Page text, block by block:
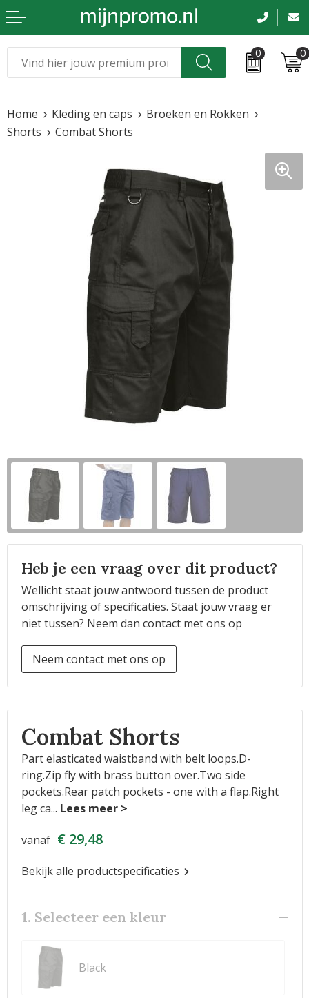
0 0
Kleding & caps
Tassen en reizen
Beurs en evenementen
Bloemen en planten
Sinterklaas
Home Kleding en caps
Broeken en Rokken
Shorts
Combat Shorts
Heb je een vraag over dit product?
Wellicht staat jouw antwoord tussen de product
omschrijving of specificaties. Staat jouw vraag er
niet tussen? Neem dan contact met ons op
Neem contact met ons op
Combat Shorts
Part elasticated waistband with belt loops.D-
ring.Zip fly with brass button over.Two side
pockets.Rear patch pockets - one with a flap.Right
leg ca...
vanaf € 29,48
Bekijk alle productspecificaties
1. Selecteer een kleur
Black